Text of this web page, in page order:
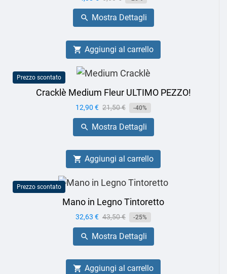
base
 Mostra Dettagli
 Aggiungi al carrello
Prezzo scontato
Cracklè Medium Fleur ULTIMO PEZZO!
Prezzo
12,90 € Prezzo
base
21,50 € -40%
 Mostra Dettagli
 Aggiungi al carrello
Prezzo scontato
Mano in Legno Tintoretto
Prezzo
32,63 € Prezzo
base
43,50 € -25%
 Mostra Dettagli
 Aggiungi al carrello